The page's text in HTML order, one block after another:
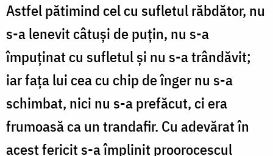
Astfel pătimind cel cu sufletul răbdător, nu
s-a lenevit câtuși de puțin, nu s-a
împuținat cu sufletul și nu s-a trândăvit;
iar fața lui cea cu chip de înger nu s-a
schimbat, nici nu s-a prefăcut, ci era
frumoasă ca un trandafir. Cu adevărat în
acest fericit s-a împlinit proorocescul